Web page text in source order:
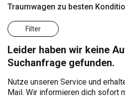
Traumwagen zu besten
Filter
Leider haben wir keine
Suchanfrage gefunden.
Nutze unseren Service und
Mail. Wir informieren dich sofort